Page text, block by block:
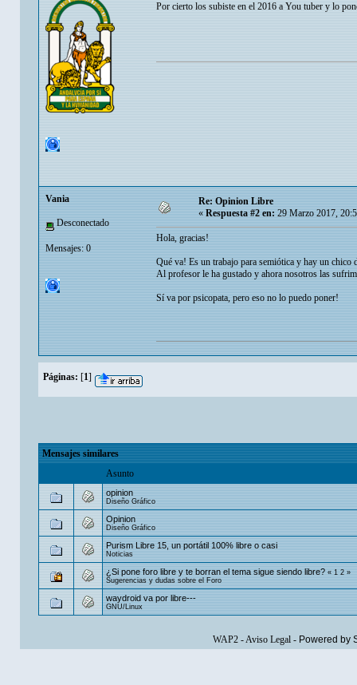
Por cierto los subiste en el 2016 a You tuber y lo
Vania
Desconectado
Mensajes: 0
Re: Opinion Libre
«Respuesta #2 en:29 Marzo 2017,
Hola, gracias!
Qué va! Es un trabajo para semiótica y hay un chico
Al profesor le ha gustado y ahora nosotros las
Sí va por psicopata, pero eso no lo puedo poner!
Páginas: [1]
Mensajes similares
Asunto
opinion
Diseño Gráfico
Opinion
Diseño Gráfico
Purism Libre 15, un portátil 100% libre o casi
Noticias
¿Si pone foro libre y te borran el tema sigue siendo libre? «1 2»
Sugerencias y dudas sobre el Foro
waydroid va por libre---
GNU/Linux
WAP2-Aviso Legal- Powered by